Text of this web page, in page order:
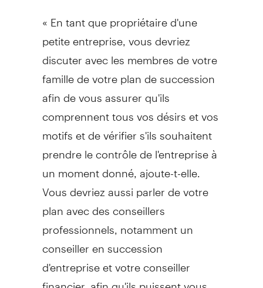
« En tant que propriétaire d'une
petite entreprise, vous devriez
discuter avec les membres de votre
famille de votre plan de succession
afin de vous assurer qu'ils
comprennent tous vos désirs et vos
motifs et de vérifier s'ils souhaitent
prendre le contrôle de l'entreprise à
un moment donné, ajoute-t-elle.
Vous devriez aussi parler de votre
plan avec des conseillers
professionnels, notamment un
conseiller en succession
d'entreprise et votre conseiller
financier, afin qu'ils puissent vous